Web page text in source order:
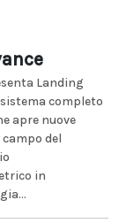
Landing
completo
apre nuove
del
in